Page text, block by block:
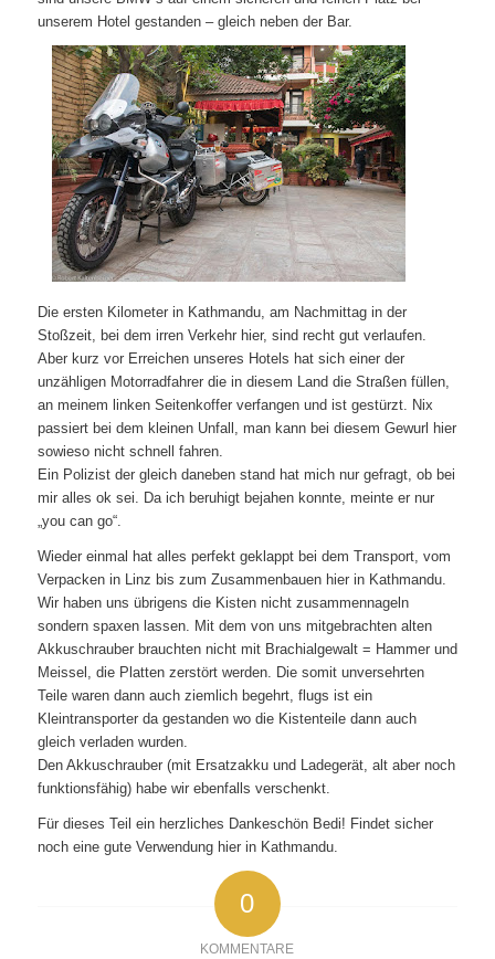
unserem Hotel gestanden – gleich neben der Bar.
Die ersten Kilometer in Kathmandu, am Nachmittag in der
Stoßzeit, bei dem irren Verkehr hier, sind recht gut verlaufen.
Aber kurz vor Erreichen unseres Hotels hat sich einer der
unzähligen Motorradfahrer die in diesem Land die Straßen füllen,
an meinem linken Seitenkoffer verfangen und ist gestürzt. Nix
passiert bei dem kleinen Unfall, man kann bei diesem Gewurl hier
sowieso nicht schnell fahren.
Ein Polizist der gleich daneben stand hat mich nur gefragt, ob bei
mir alles ok sei. Da ich beruhigt bejahen konnte, meinte er nur
„you can go“.
Wieder einmal hat alles perfekt geklappt bei dem Transport, vom
Verpacken in Linz bis zum Zusammenbauen hier in Kathmandu.
Wir haben uns übrigens die Kisten nicht zusammennageln
sondern spaxen lassen. Mit dem von uns mitgebrachten alten
Akkuschrauber brauchten nicht mit Brachialgewalt = Hammer und
Meissel, die Platten zerstört werden. Die somit unversehrten
Teile waren dann auch ziemlich begehrt, flugs ist ein
Kleintransporter da gestanden wo die Kistenteile dann auch
gleich verladen wurden.
Den Akkuschrauber (mit Ersatzakku und Ladegerät, alt aber noch
funktionsfähig) habe wir ebenfalls verschenkt.
Für dieses Teil ein herzliches Dankeschön Bedi! Findet sicher
noch eine gute Verwendung hier in Kathmandu.
0
KOMMENTARE